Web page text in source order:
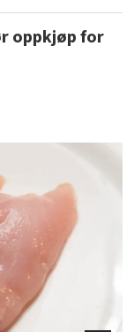
oppkjøp for